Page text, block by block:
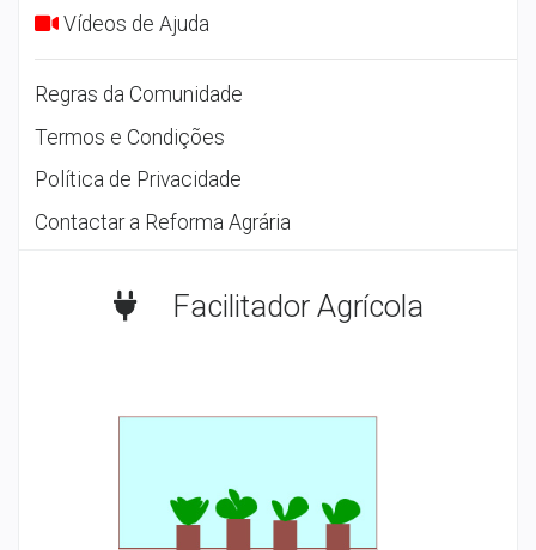
Vídeos de Ajuda
Regras da Comunidade
Termos e Condições
Política de Privacidade
Contactar a Reforma Agrária
Facilitador Agrícola